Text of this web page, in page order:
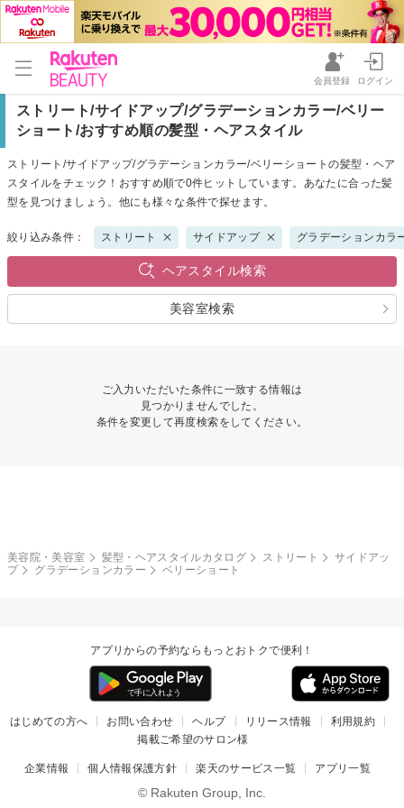
会員登録 ログイン
ストリート/サイドアップ/グラデーションカラー/ベリー
ショート/おすすめ順の髪型・ヘアスタイル
ストリート/サイドアップ/グラデーションカラー/ベリーショートの髪型・ヘア
スタイルをチェック！おすすめ順で0件ヒットしています。あなたに合った髪
型を見つけましょう。他にも様々な条件で探せます。
絞り込み条件： ストリート サイドアップ グラデーションカラ
ヘアスタイル検索
美容室検索
ご入力いただいた条件に一致する情報は
見つかりませんでした。
条件を変更して再度検索をしてください。
美容院・美容室 髪型・ヘアスタイルカタログ ストリート
サイドアッ
プ
グラデーションカラー ベリーショート
アプリからの予約ならもっとおトクで便利！
はじめての方へ お問い合わせ ヘルプ リリース情報
利用規約
掲載ご希望のサロン様
企業情報 個人情報保護方針 楽天のサービス一覧 アプリ一覧
© Rakuten Group, Inc.